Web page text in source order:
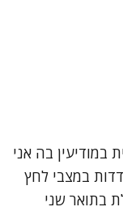
במודיעין בה אני
במצבי לחץ
בתואר שני